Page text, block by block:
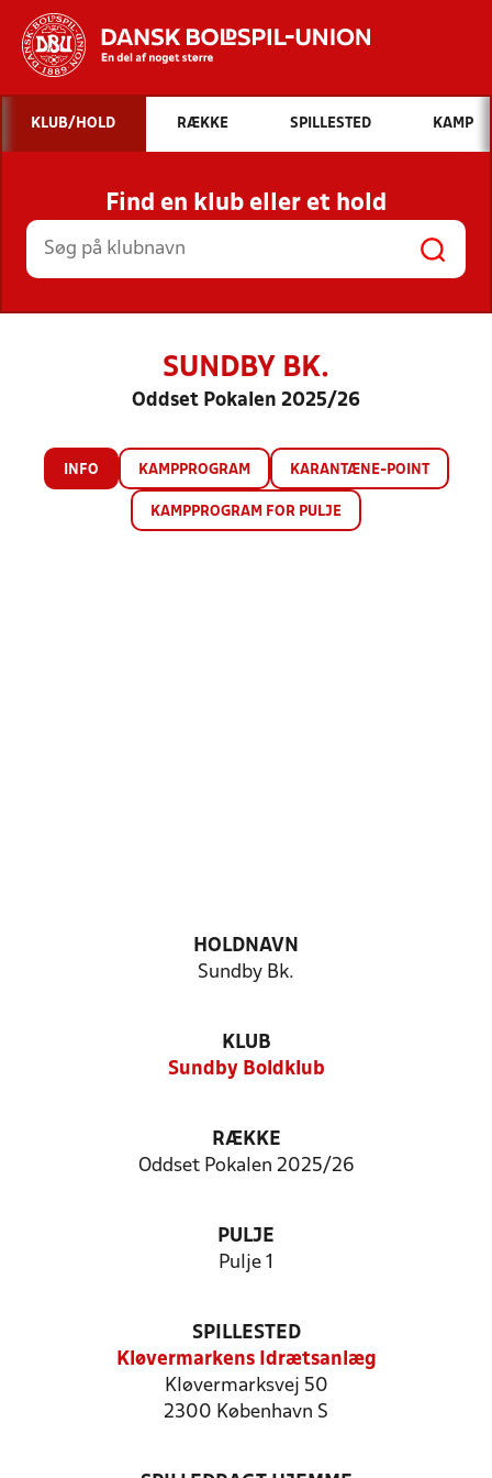
Hvad vil du søge efter?
INDHOLD OG NYHEDER
STILLINGER, RESULTATER, KLUBBER OG
HOLD
KLUB/HOLD RÆKKE SPILLESTED KAMP
Find en klub eller et hold
SUNDBY BK.
Oddset Pokalen 2025/26
INFO KAMPPROGRAM KARANTÆNE-POINT
KAMPPROGRAM FOR PULJE
HOLDNAVN
Sundby Bk.
KLUB
Sundby Boldklub
RÆKKE
Oddset Pokalen 2025/26
PULJE
Pulje 1
SPILLESTED
Kløvermarkens Idrætsanlæg
Kløvermarksvej 50
2300 København S